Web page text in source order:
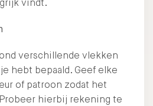
vindt.
verschillende vlekken
hebt bepaald. Geef elke
of patroon zodat het
hierbij rekening te